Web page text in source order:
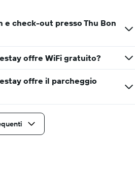
e check-out presso Thu Bon
offre WiFi gratuito?
offre il parcheggio